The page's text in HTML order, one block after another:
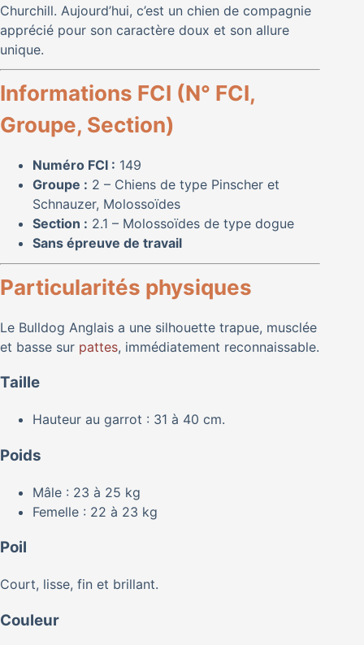
Churchill. Aujourd’hui, c’est un chien de compagnie
apprécié pour son caractère doux et son allure
unique.
Informations FCI (N° FCI,
Groupe, Section)
Numéro FCI : 149
Groupe : 2 – Chiens de type Pinscher et
Schnauzer, Molossoïdes
Section : 2.1 – Molossoïdes de type dogue
Sans épreuve de travail
Particularités physiques
Le Bulldog Anglais a une silhouette trapue, musclée
et basse sur pattes, immédiatement reconnaissable.
Taille
Hauteur au garrot : 31 à 40 cm.
Poids
Mâle : 23 à 25 kg
Femelle : 22 à 23 kg
Poil
Court, lisse, fin et brillant.
Couleur